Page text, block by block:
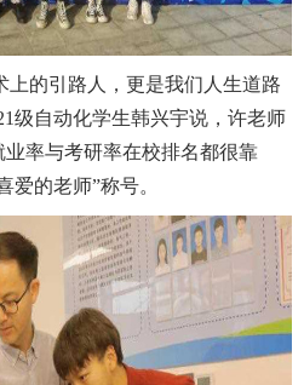
上的引路人，更是我们人生道路
级自动化学生韩兴宇说，许老师
率与考研率在校排名都很靠
爱的老师”称号。